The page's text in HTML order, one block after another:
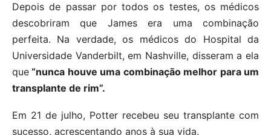
Depois de passar por todos os testes, os médicos
descobriram que James era uma combinação
perfeita. Na verdade, os médicos do Hospital da
Universidade Vanderbilt, em Nashville, disseram a ela
que “nunca houve uma combinação melhor para um
transplante de rim”.
Em 21 de julho, Potter recebeu seu transplante com
sucesso, acrescentando anos à sua vida.